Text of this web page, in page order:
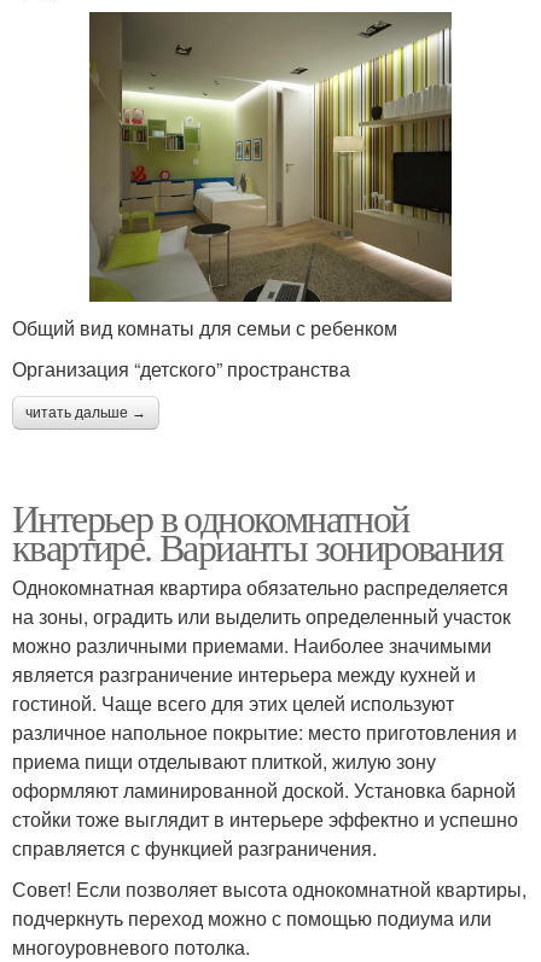
Общий вид комнаты для семьи с ребенком
Организация “детского” пространства
читать дальше →
Интерьер в однокомнатной
квартире. Варианты зонирования
Однокомнатная квартира обязательно распределяется
на зоны, оградить или выделить определенный участок
можно различными приемами. Наиболее значимыми
является разграничение интерьера между кухней и
гостиной. Чаще всего для этих целей используют
различное напольное покрытие: место приготовления и
приема пищи отделывают плиткой, жилую зону
оформляют ламинированной доской. Установка барной
стойки тоже выглядит в интерьере эффектно и успешно
справляется с функцией разграничения.
Совет! Если позволяет высота однокомнатной квартиры,
подчеркнуть переход можно с помощью подиума или
многоуровневого потолка.